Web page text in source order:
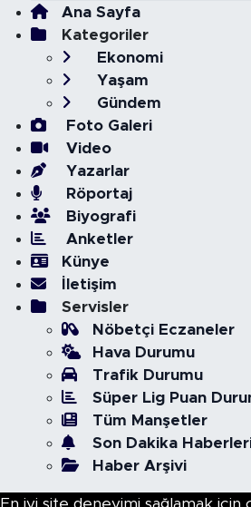
Ana Sayfa
Kategoriler
Ekonomi
Yaşam
Gündem
Foto Galeri
Video
Yazarlar
Röportaj
Biyografi
Anketler
Künye
İletişim
Servisler
Nöbetçi Eczaneler
Hava Durumu
Trafik Durumu
Süper Lig Puan
Tüm Manşetler
Son Dakika
Haber Arşivi
En iyi site deneyimi sağlamak için